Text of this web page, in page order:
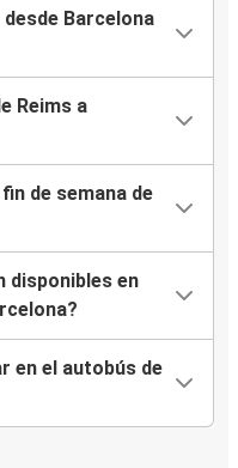
Barcelona
Reims a
de semana de
disponibles en
en el autobús de